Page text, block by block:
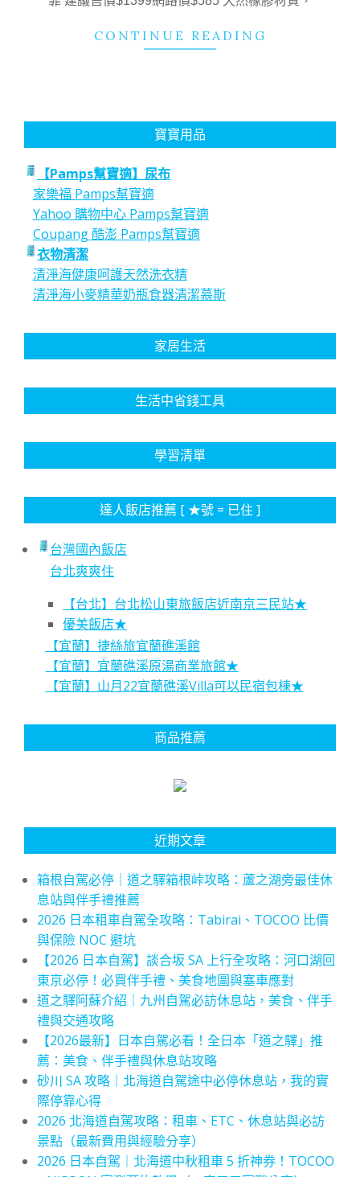
CONTINUE READING
寶寶用品
【Pamps幫寶適】尿布
家樂福 Pamps幫寶適
Yahoo 購物中心 Pamps幫寶適
Coupang 酷澎 Pamps幫寶適
衣物清潔
清淨海健康呵護天然洗衣精
清淨海小麥精華奶瓶食器清潔慕斯
家居生活
生活中省錢工具
學習清單
達人飯店推薦 [ ★號 = 已住 ]
台灣國內飯店
台北爽爽住
【台北】台北松山東旅飯店近南京三民站★
優美飯店★
【宜蘭】捷絲旅宜蘭礁溪館
【宜蘭】宜蘭礁溪原湯商業旅館★
【宜蘭】山月22宜蘭礁溪Villa可以民宿包棟★
商品推薦
近期文章
箱根自駕必停｜道之驛箱根峠攻略：蘆之湖旁最佳休
息站與伴手禮推薦
2026 日本租車自駕全攻略：Tabirai、TOCOO 比價
與保險 NOC 避坑
【2026 日本自駕】談合坂 SA 上行全攻略：河口湖回
東京必停！必買伴手禮、美食地圖與塞車應對
道之驛阿蘇介紹｜九州自駕必訪休息站，美食、伴手
禮與交通攻略
【2026最新】日本自駕必看！全日本「道之驛」推
薦：美食、伴手禮與休息站攻略
砂川 SA 攻略｜北海道自駕途中必停休息站，我的實
際停靠心得
2026 北海道自駕攻略：租車、ETC、休息站與必訪
景點（最新費用與經驗分享）
2026 日本自駕｜北海道中秋租車 5 折神券！TOCOO